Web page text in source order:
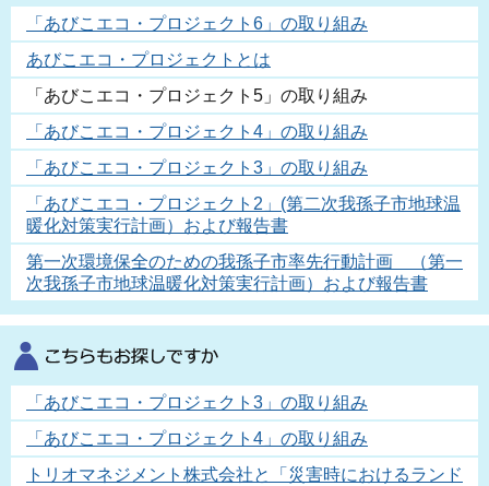
「あびこエコ・プロジェクト6」の取り組み
あびこエコ・プロジェクトとは
「あびこエコ・プロジェクト5」の取り組み
「あびこエコ・プロジェクト4」の取り組み
「あびこエコ・プロジェクト3」の取り組み
「あびこエコ・プロジェクト2」(第二次我孫子市地球温
暖化対策実行計画）および報告書
第一次環境保全のための我孫子市率先行動計画 （第一
次我孫子市地球温暖化対策実行計画）および報告書
「あびこエコ・プロジェクト3」の取り組み
「あびこエコ・プロジェクト4」の取り組み
トリオマネジメント株式会社と「災害時におけるランド